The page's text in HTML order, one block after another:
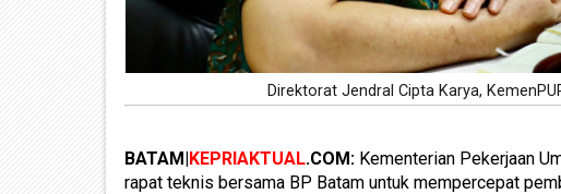
Direktorat Jendral Cipta Karya,
BATAM|KEPRIAKTUAL.COM: Kementerian Pekerjaan
rapat teknis bersama BP Batam untuk mempercepat